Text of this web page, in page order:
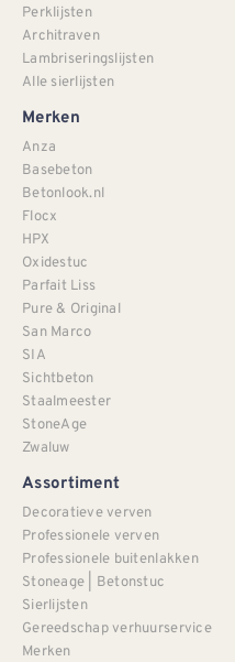
Perklijsten
Architraven
Lambriseringslijsten
Alle sierlijsten
Merken
Anza
Basebeton
Betonlook.nl
Flocx
HPX
Oxidestuc
Parfait Liss
Pure & Original
San Marco
SIA
Sichtbeton
Staalmeester
StoneAge
Zwaluw
Assortiment
Decoratieve verven
Professionele verven
Professionele buitenlakken
Stoneage | Betonstuc
Sierlijsten
Gereedschap verhuurservice
Merken